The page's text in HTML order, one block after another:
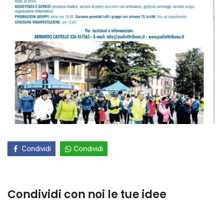
Condividi Condividi
Condividi con noi le tue idee